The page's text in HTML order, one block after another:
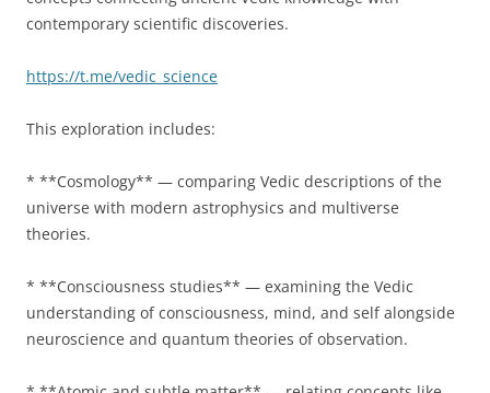
contemporary scientific discoveries.
https://t.me/vedic_science
This exploration includes:
* **Cosmology** — comparing Vedic descriptions of the
universe with modern astrophysics and multiverse
theories.
* **Consciousness studies** — examining the Vedic
understanding of consciousness, mind, and self alongside
neuroscience and quantum theories of observation.